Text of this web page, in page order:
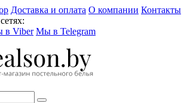
Доставка и оплата О компании Контакты
в Viber Мы в Telegram